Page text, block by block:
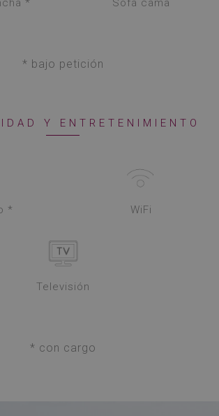
* bajo petición
Y ENTRETENIMIENTO
* WiFi
Televisión
* con cargo